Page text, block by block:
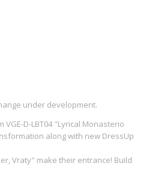
under development.
D-LBT04 "Lyrical Monasterio
along with new DressUp
Vraty" make their entrance! Build